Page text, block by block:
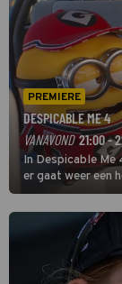
PREMIERE
DESPICABLE ME 4
VANAVOND 21:00 -
In Despicable
er gaat weer een